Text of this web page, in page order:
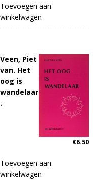
Toevoegen aan
winkelwagen
Veen, Piet
van. Het
oog is
wandelaar
.
€6.50
Toevoegen aan
winkelwagen